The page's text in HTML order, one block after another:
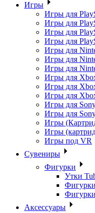
Игры
Игры для
Игры для
Игры для
Игры для
Игры для
Игры для
Игры для
Игры для
Игры для
Игры для
Игры для
Игры для
Игры
Игры
Игры под VR
Сувениры
Фигурки
Утки
Аксессуары